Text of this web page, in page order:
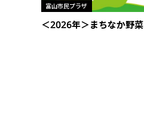
富山市民プラザ
＜2026年＞まちなか野菜